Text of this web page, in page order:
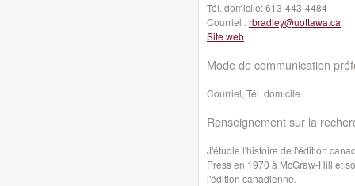
Tél. domicile:613-443-4484
Courriel :rbradley@uottawa.ca
Site web
Mode de communication
Courriel, Tél. domicile
Renseignement sur la
J'étudie l'histoire de l'édition
Press en 1970 à McGraw-Hill et
l'édition canadienne.